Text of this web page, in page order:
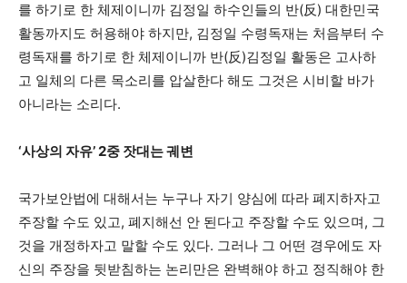
를 하기로 한 체제이니까 김정일 하수인들의 반(反) 대한민국
활동까지도 허용해야 하지만, 김정일 수령독재는 처음부터 수
령독재를 하기로 한 체제이니까 반(反)김정일 활동은 고사하
고 일체의 다른 목소리를 압살한다 해도 그것은 시비할 바가
아니라는 소리다.
‘사상의 자유’ 2중 잣대는 궤변
국가보안법에 대해서는 누구나 자기 양심에 따라 폐지하자고
주장할 수도 있고, 폐지해선 안 된다고 주장할 수도 있으며, 그
것을 개정하자고 말할 수도 있다. 그러나 그 어떤 경우에도 자
신의 주장을 뒷받침하는 논리만은 완벽해야 하고 정직해야 한